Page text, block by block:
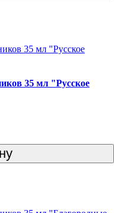
35 мл "Русское